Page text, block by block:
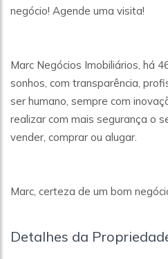
negócio! Agende uma visita!
Marc Negócios Imobiliários, há
sonhos, com transparência,
ser humano, sempre com
realizar com mais segurança o
vender, comprar ou alugar.
Marc, certeza de um bom
Detalhes da